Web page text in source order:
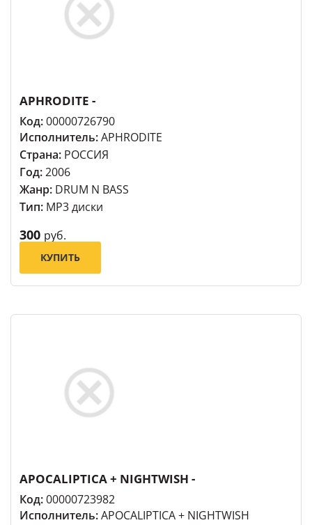
APHRODITE -
Код:00000726790
Исполнитель:APHRODITE
Страна: РОССИЯ
Год:2006
Жанр: DRUM N BASS
Тип: MP3 диски
300 руб.
КУПИТЬ
APOCALIPTICA + NIGHTWISH -
Код:00000723982
Исполнитель:APOCALIPTICA + NIGHTWISH